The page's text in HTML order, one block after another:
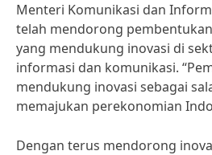
Menteri Komunikasi dan
telah mendorong
yang mendukung inovasi di
informasi dan komunikasi.
mendukung inovasi sebagai
memajukan perekonomian
Dengan terus mendorong